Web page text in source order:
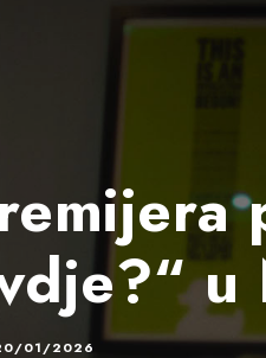
u
01/2026